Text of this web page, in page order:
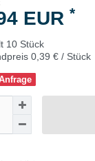
EUR *
10 Stück
0,39 € / Stück